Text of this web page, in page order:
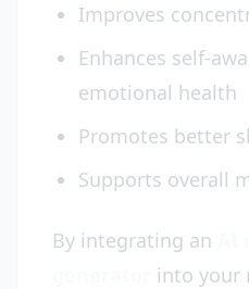
Improves
Enhances self-
emotional health
Promotes better
Supports overall
By integrating an
into your